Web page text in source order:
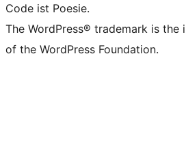
Code ist Poesie.
The WordPress® trademark is
of the WordPress Foundation.